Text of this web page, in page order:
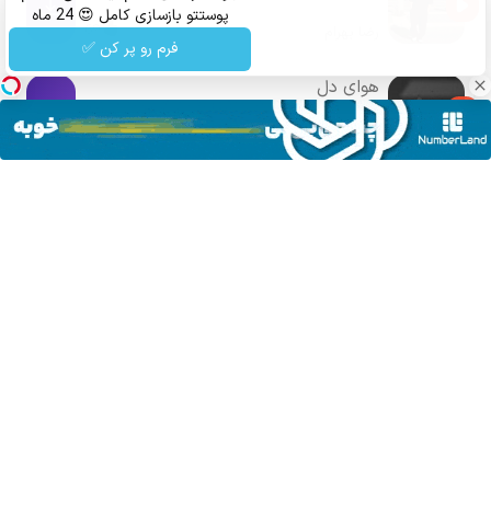
69
هوای دل
رضا بهرام 32
پوستتو بازسازی کامل 😍 24 ماه
ماندگاری
فرم رو پر کن ✅